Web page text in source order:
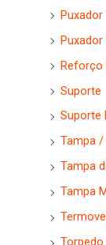
Puxador
Puxador
Reforço
Suporte
Suporte
Tampa /
Tampa
Tampa
Torpedo